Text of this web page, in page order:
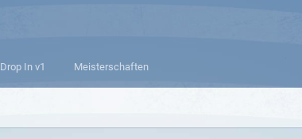
Drop In v1 Meisterschaften